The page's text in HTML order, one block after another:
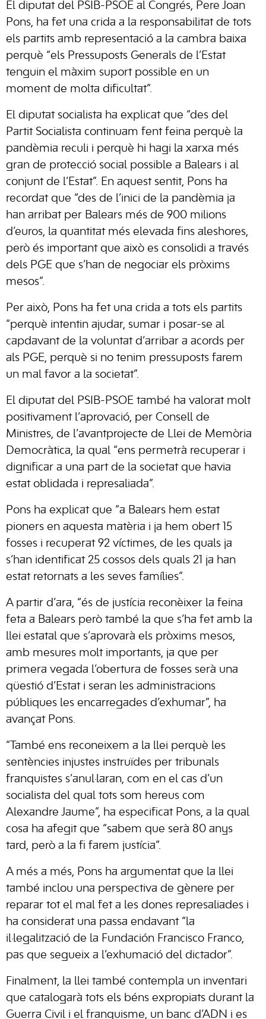
El diputat del PSIB-PSOE al Congrés, Pere Joan
Pons, ha fet una crida a la responsabilitat de tots
els partits amb representació a la cambra baixa
perquè “els Pressuposts Generals de l’Estat
tenguin el màxim suport possible en un
moment de molta dificultat”.
El diputat socialista ha explicat que “des del
Partit Socialista continuam fent feina perquè la
pandèmia reculi i perquè hi hagi la xarxa més
gran de protecció social possible a Balears i al
conjunt de l’Estat”. En aquest sentit, Pons ha
recordat que “des de l’inici de la pandèmia ja
han arribat per Balears més de 900 milions
d’euros, la quantitat més elevada fins aleshores,
però és important que això es consolidi a través
dels PGE que s’han de negociar els pròxims
mesos”.
Per això, Pons ha fet una crida a tots els partits
“perquè intentin ajudar, sumar i posar-se al
capdavant de la voluntat d’arribar a acords per
als PGE, perquè si no tenim pressuposts farem
un mal favor a la societat”.
El diputat del PSIB-PSOE també ha valorat molt
positivament l’aprovació, per Consell de
Ministres, de l’avantprojecte de Llei de Memòria
Democràtica, la qual “ens permetrà recuperar i
dignificar a una part de la societat que havia
estat oblidada i represaliada”.
Pons ha explicat que “a Balears hem estat
pioners en aquesta matèria i ja hem obert 15
fosses i recuperat 92 víctimes, de les quals ja
s’han identificat 25 cossos dels quals 21 ja han
estat retornats a les seves famílies”.
A partir d’ara, “és de justícia reconèixer la feina
feta a Balears però també la que s’ha fet amb la
llei estatal que s’aprovarà els pròxims mesos,
amb mesures molt importants, ja que per
primera vegada l’obertura de fosses serà una
qüestió d’Estat i seran les administracions
públiques les encarregades d’exhumar”, ha
avançat Pons.
“També ens reconeixem a la llei perquè les
sentències injustes instruïdes per tribunals
franquistes s’anul·laran, com en el cas d’un
socialista del qual tots som hereus com
Alexandre Jaume”, ha especificat Pons, a la qual
cosa ha afegit que “sabem que serà 80 anys
tard, però a la fi farem justícia”.
A més a més, Pons ha argumentat que la llei
també inclou una perspectiva de gènere per
reparar tot el mal fet a les dones represaliades i
ha considerat una passa endavant “la
il·legalització de la Fundación Francisco Franco,
pas que segueix a l’exhumació del dictador”.
Finalment, la llei també contempla un inventari
que catalogarà tots els béns expropiats durant la
Guerra Civil i el franquisme, un banc d’ADN i es